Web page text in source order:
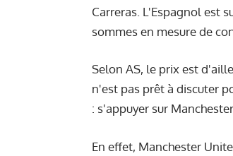
Carreras. L'Espagnol est
sommes en mesure de
Selon AS, le prix est
n'est pas prêt à discuter
: s'appuyer sur
En effet, Manchester